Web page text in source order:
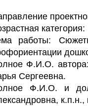
категория:
работы:
Ф.И.О. автора:
Сергеевна.
Ф.И.О. и
к.п.н.,